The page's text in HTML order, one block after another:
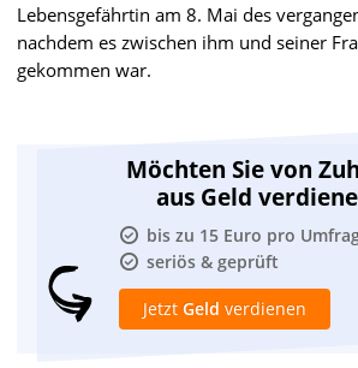
Lebensgefährtin am 8. Mai des
nachdem es zwischen ihm und seiner
gekommen war.
Möchten Sie von
aus Geld
bis zu 15 Euro pro
seriös & geprüft
Jetzt Geld verdienen